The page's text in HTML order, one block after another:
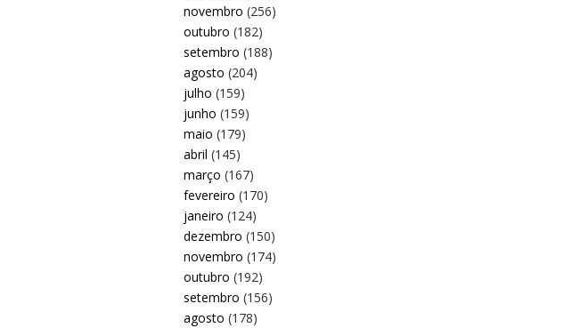
novembro (256)
outubro (182)
setembro (188)
agosto (204)
julho (159)
junho (159)
maio (179)
abril (145)
março (167)
fevereiro (170)
janeiro (124)
dezembro (150)
novembro (174)
outubro (192)
setembro (156)
agosto (178)